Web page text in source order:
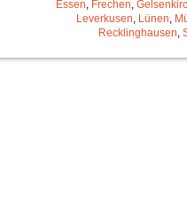
Essen, Frechen,
Leverkusen, Lünen,
Recklinghausen,